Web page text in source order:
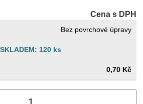
Cena s DPH
Bez povrchové úpravy
SKLADEM: 120 ks
0,70 Kč